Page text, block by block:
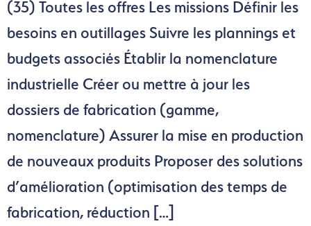
(35) Toutes les offres Les missions Définir les
besoins en outillages Suivre les plannings et
budgets associés Établir la nomenclature
industrielle Créer ou mettre à jour les
dossiers de fabrication (gamme,
nomenclature) Assurer la mise en production
de nouveaux produits Proposer des solutions
d’amélioration (optimisation des temps de
fabrication, réduction […]